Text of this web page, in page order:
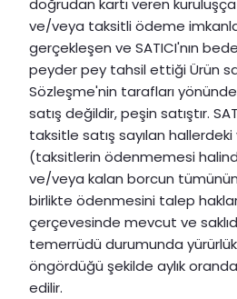
doğrudan kartı veren
ve/veya taksitli ödeme
gerçekleşen ve SATICI'nın
peyder pey tahsil ettiği Ürün
Sözleşme'nin tarafları
satış değildir, peşin satıştır.
taksitle satış sayılan hallerdeki
(taksitlerin ödenmemesi
ve/veya kalan borcun
birlikte ödenmesini talep
çerçevesinde mevcut ve
temerrüdü durumunda
öngördüğü şekilde aylık
edilir.